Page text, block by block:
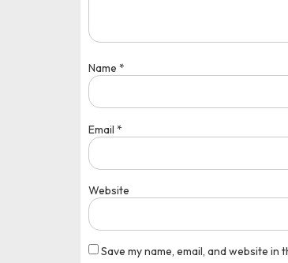
Name *
Email *
Website
Save my name, email, and website